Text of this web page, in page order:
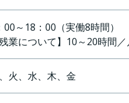
00～18：00（実働8時間
残業について】 10～20時間
火、水、木、金